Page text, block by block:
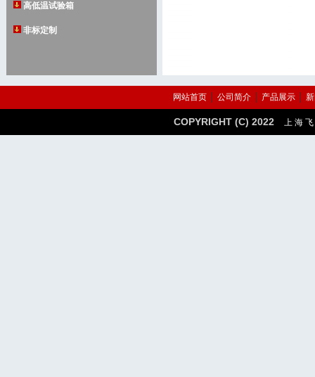
高低温试验箱
非标定制
网站首页│ 公司简介│ 产品展示│
COPYRIGHT (C) 2022 上 海